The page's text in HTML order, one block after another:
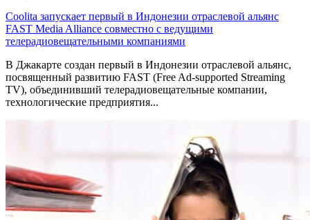
Coolita запускает первый в Индонезии отраслевой альянс
FAST Media Alliance совместно с ведущими
телерадиовещательными компаниями
В Джакарте создан первый в Индонезии отраслевой альянс,
посвященный развитию FAST (Free Ad-supported Streaming
TV), объединивший телерадиовещательные компании,
технологические предприятия...